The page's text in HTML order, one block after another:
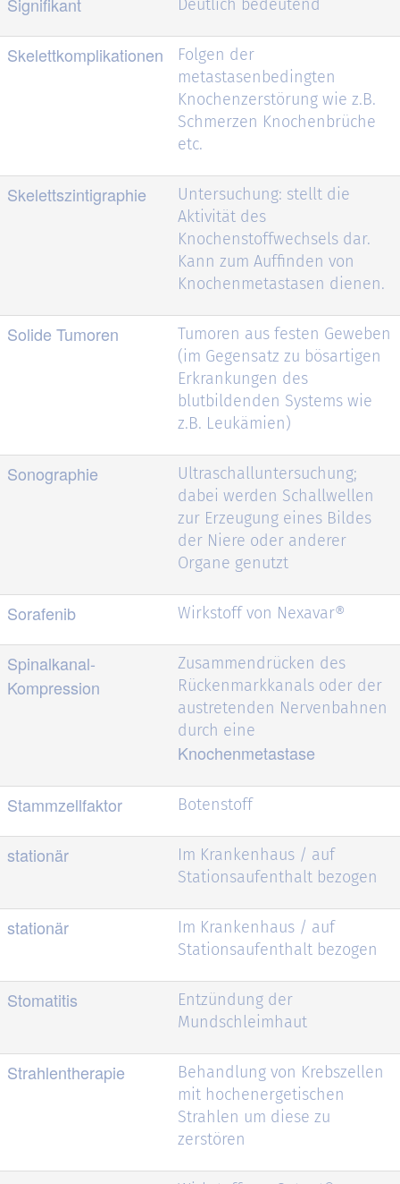
Deutlich bedeutend
Skelettkomplikationen
Folgen der
metastasenbedingten
Knochenzerstörung wie z.B.
Schmerzen Knochenbrüche
etc.
Skelettszintigraphie
Untersuchung: stellt die
Aktivität des
Knochenstoffwechsels dar.
Kann zum Auffinden von
Knochenmetastasen dienen.
Solide Tumoren
Tumoren aus festen Geweben
(im Gegensatz zu bösartigen
Erkrankungen des
blutbildenden Systems wie
z.B. Leukämien)
Sonographie
Ultraschalluntersuchung;
dabei werden Schallwellen
zur Erzeugung eines Bildes
der Niere oder anderer
Organe genutzt
Sorafenib Wirkstoff von Nexavar®
Spinalkanal-
Kompression
Zusammendrücken des
Rückenmarkkanals oder der
austretenden Nervenbahnen
durch eine
Knochenmetastase
Stammzellfaktor Botenstoff
stationär
Im Krankenhaus / auf
Stationsaufenthalt bezogen
stationär
Im Krankenhaus / auf
Stationsaufenthalt bezogen
Stomatitis
Entzündung der
Mundschleimhaut
Strahlentherapie
Behandlung von Krebszellen
mit hochenergetischen
Strahlen um diese zu
zerstören